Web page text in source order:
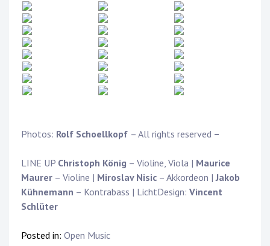
Photos: Rolf Schoellkopf – All rights reserved –
LINE UP Christoph König – Violine, Viola | Maurice
Maurer – Violine | Miroslav Nisic – Akkordeon |Jakob
Kühnemann – Kontrabass | LichtDesign: Vincent
Schlüter
Posted in: Open Music